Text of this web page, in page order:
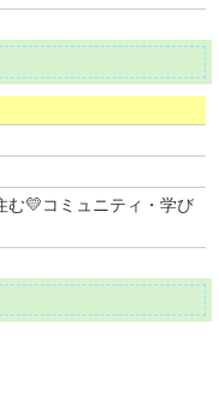
む💛コミュニティ・学び